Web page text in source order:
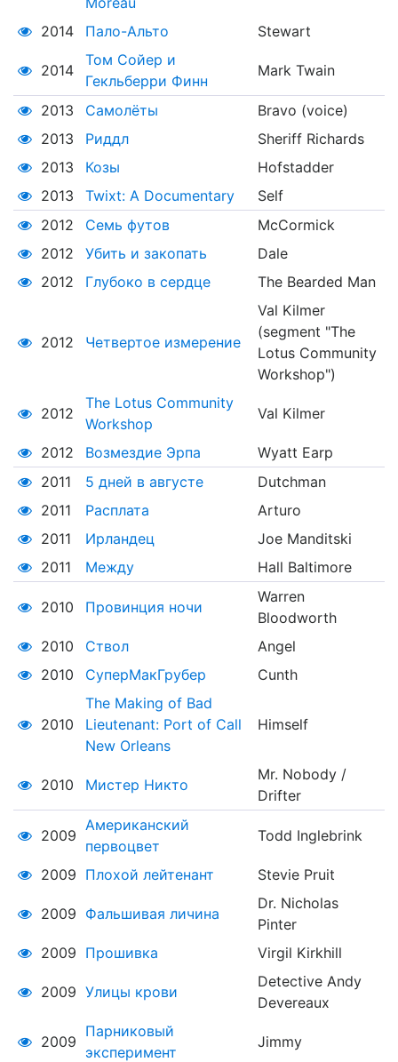
2014 Пало-Альто Stewart
2014
Том Сойер и
Гекльберри Финн
Mark Twain
2013 Самолёты
Bravo (voice)
2013
Риддл
Sheriff Richards
2013
Козы
Hofstadder
2013
Twixt: A Documentary
Self
2012
Семь футов
McCormick
2012
Убить и закопать
Dale
2012
Глубоко в сердце The Bearded Man
2012 Четвертое измерение
Val Kilmer
(segment "The
Lotus Community
Workshop")
2012
The Lotus Community
Workshop
Val Kilmer
2012 Возмездие Эрпа
Wyatt Earp
2011
5 дней в августе
Dutchman
2011
Расплата
Arturo
2011
Ирландец
Joe Manditski
2011
Между Hall Baltimore
2010 Провинция ночи
Warren
Bloodworth
2010
Ствол
Angel
2010
СуперМакГрубер Cunth
2010
The Making of Bad
Lieutenant: Port of Call
New Orleans
Himself
2010 Мистер Никто
Mr. Nobody /
Drifter
2009
Американский
первоцвет
Todd Inglebrink
2009 Плохой лейтенант Stevie Pruit
2009 Фальшивая личина
Dr. Nicholas
Pinter
2009 Прошивка Virgil Kirkhill
2009 Улицы крови
Detective Andy
Devereaux
2009
Парниковый
эксперимент
Jimmy